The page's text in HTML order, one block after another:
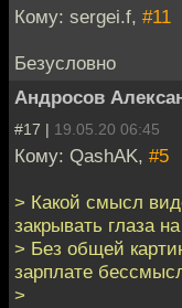
Кому: sergei.f, #11
Безусловно
Андросов
#17 | 19.05.20 06:45
Кому: QashAK, #5
> Какой смысл
закрывать глаза
> Без общей
зарплате
>